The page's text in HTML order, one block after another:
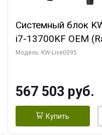
Системный блок
i7-13700KF OEM
7, C16 8EC/8PC/
Turbo/ 512 ГБ SSD)
Модель: KW-Live0095
567 503 руб.
Купить